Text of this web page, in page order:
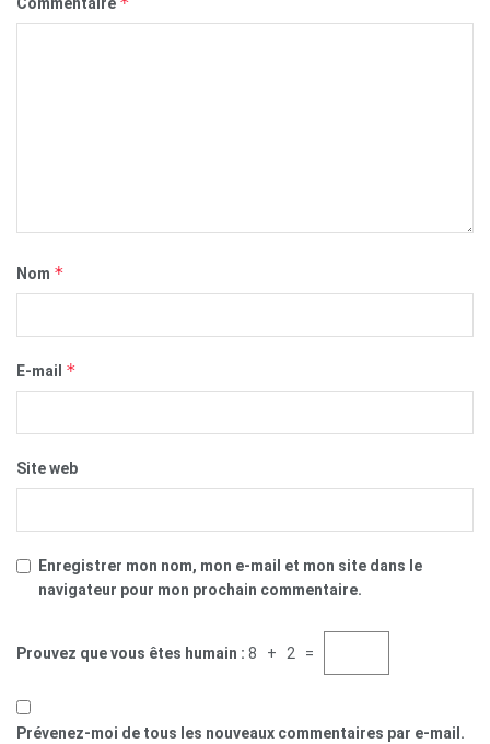
Commentaire
Nom *
E-mail *
Site web
Enregistrer mon nom, mon e-mail et mon site dans le
navigateur pour mon prochain commentaire.
Prouvez que vous êtes humain : 8 + 2 =
Prévenez-moi de tous les nouveaux commentaires par e-mail.